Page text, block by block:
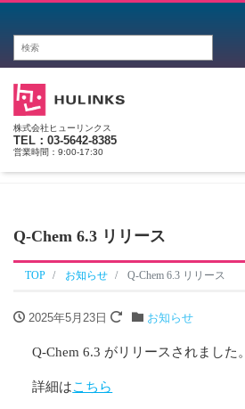
株式会社ヒューリンクス
TEL：03-5642-8385
営業時間：9:00-17:30
Q-Chem 6.3 リリース
TOP お知らせ Q-Chem 6.3 リリース
2025年5月23日 お知らせ
Q-Chem 6.3 がリリースされました。
詳細はこちら